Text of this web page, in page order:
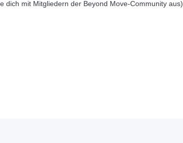
dich mit Mitgliedern der Beyond Move-Community aus)